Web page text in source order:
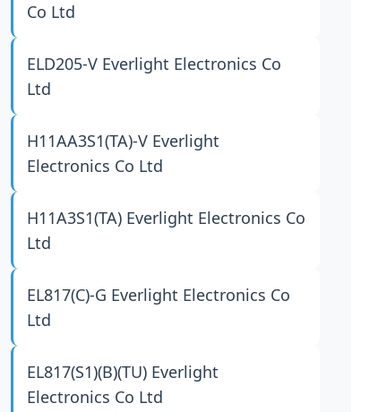
Co Ltd
ELD205-V Everlight Electronics Co
Ltd
H11AA3S1(TA)-V Everlight
Electronics Co Ltd
H11A3S1(TA) Everlight Electronics Co
Ltd
EL817(C)-G Everlight Electronics Co
Ltd
EL817(S1)(B)(TU) Everlight
Electronics Co Ltd